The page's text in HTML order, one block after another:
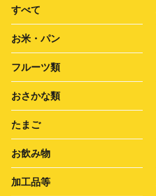
すべて
お米・パン
フルーツ類
おさかな類
たまご
お飲み物
加工品等